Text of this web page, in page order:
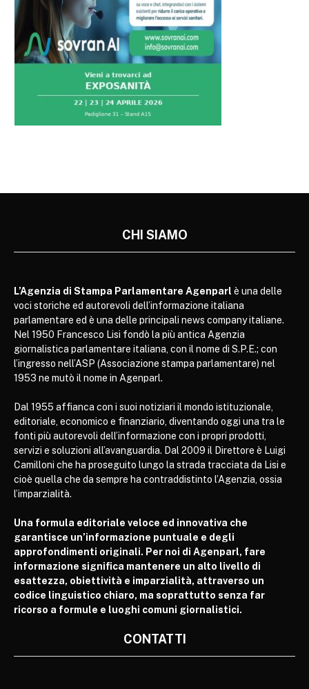
CHI SIAMO
L’Agenzia di Stampa Parlamentare Agenparl è una delle
voci storiche ed autorevoli dell’informazione italiana
parlamentare ed è una delle principali news company italiane.
Nel 1950 Francesco Lisi fondò la più antica Agenzia
giornalistica parlamentare italiana, con il nome di S.P.E.; con
l’ingresso nell’ASP (Associazione stampa parlamentare) nel
1953 ne mutò il nome in Agenparl.
Dal 1955 affianca con i suoi notiziari il mondo istituzionale,
editoriale, economico e finanziario, diventando oggi una tra le
fonti più autorevoli dell’informazione con i propri prodotti,
servizi e soluzioni all’avanguardia. Dal 2009 il Direttore è Luigi
Camilloni che ha proseguito lungo la strada tracciata da Lisi e
cioè quella che da sempre ha contraddistinto l’Agenzia, ossia
l’imparzialità.
Una formula editoriale veloce ed innovativa che
garantisce un’informazione puntuale e degli
approfondimenti originali. Per noi di Agenparl, fare
informazione significa mantenere un alto livello di
esattezza, obiettività e imparzialità, attraverso un
codice linguistico chiaro, ma soprattutto senza far
ricorso a formule e luoghi comuni giornalistici.
CONTATTI